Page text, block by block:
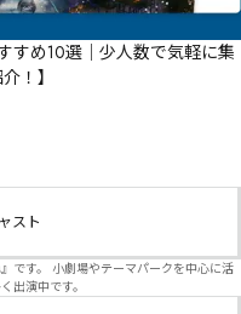
すめ10選｜少人数で気軽に集
！】
スト
です。 小劇場やテーマパークを中心に活
出演中です。